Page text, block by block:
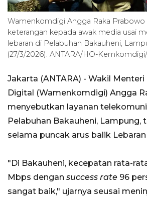
Wamenkomdigi Angga Raka
keterangan kepada awak media usai
lebaran di Pelabuhan Bakauheni,
(27/3/2026). ANTARA/HO-
Jakarta (ANTARA) - Wakil Menteri
Digital (Wamenkomdigi) Angga
menyebutkan layanan
Pelabuhan Bakauheni, Lampung,
selama puncak arus balik
"Di Bakauheni, kecepatan rata-
Mbps dengan success rate 96
sangat baik," ujarnya seusai